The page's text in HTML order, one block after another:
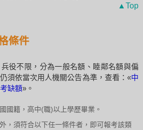
▲Top
條件
役不限，分為一般名額、睦鄰名額與偏
須依當次用人機關公告為準，查看：«中
缺額»。
國籍，高中(職)以上學歷畢業。
，須符合以下任一條件者，即可報考該類